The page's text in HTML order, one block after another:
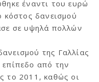
έναντι του ευρώ
κόστος δανεισμού
σε υψηλά πολλών
της Γαλλίας
από την
το 2011, καθώς οι